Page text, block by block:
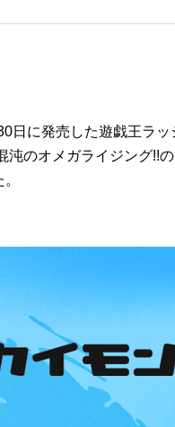
日に発売した遊戯王ラッ
沌のオメガライジング!!